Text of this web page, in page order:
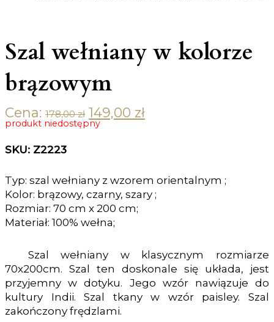
Szal wełniany w kolorze
brązowym
Cena: 178,00zł Original price was: 178,00 zł.
149,00 zł
produkt niedostępny
SKU: Z2223
Typ: szal wełniany z wzorem orientalnym ;
Kolor: brązowy, czarny, szary ;
Rozmiar: 70 cm x 200 cm;
Materiał: 100% wełna;
Szal wełniany w klasycznym rozmiarze
70x200cm. Szal ten doskonale się układa, jest
przyjemny w dotyku. Jego wzór nawiązuje do
kultury Indii. Szal tkany w wzór paisley. Szal
zakończony frędzlami.